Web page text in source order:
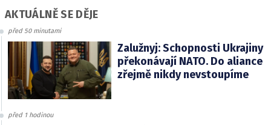
AKTUÁLNĚ SE DĚJE
před 50 minutami
Zalužnyj: Schopnosti Ukrajiny
překonávají NATO. Do aliance
zřejmě nikdy nevstoupíme
před 1 hodinou